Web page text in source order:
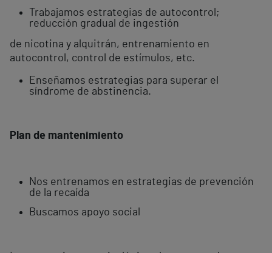
Trabajamos estrategias de autocontrol;
reducción gradual de ingestión
de nicotina y alquitrán, entrenamiento en
autocontrol, control de estímulos, etc.
Enseñamos estrategias para superar el
síndrome de abstinencia.
Plan de mantenimiento
Nos entrenamos en estrategias de prevención
de la recaída
Buscamos apoyo social